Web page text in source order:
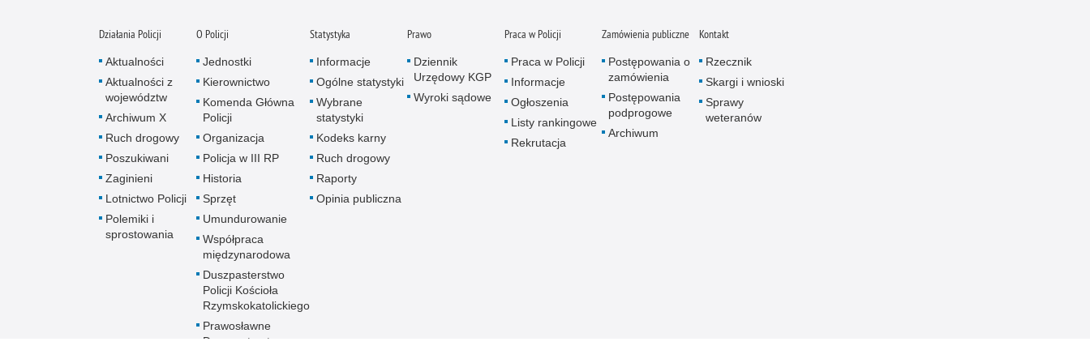
Działania Policji
Aktualności
Aktualności z
województw
Archiwum X
Ruch drogowy
Poszukiwani
Zaginieni
Lotnictwo Policji
Polemiki i
sprostowania
O Policji
Jednostki
Kierownictwo
Komenda Główna
Policji
Organizacja
Policja w III RP
Historia
Sprzęt
Umundurowanie
Współpraca
międzynarodowa
Duszpasterstwo
Policji Kościoła
Rzymskokatolickiego
Prawosławne
Duszpasterstwo
Statystyka
Informacje
Ogólne statystyki
Wybrane
statystyki
Kodeks karny
Ruch drogowy
Raporty
Opinia publiczna
Prawo
Dziennik
Urzędowy KGP
Wyroki sądowe
Praca w Policji
Praca w Policji
Informacje
Ogłoszenia
Listy rankingowe
Rekrutacja
Zamówienia publiczne
Postępowania o
zamówienia
Postępowania
podprogowe
Archiwum
Kontakt
Rzecznik
Skargi i wnioski
Sprawy
weteranów